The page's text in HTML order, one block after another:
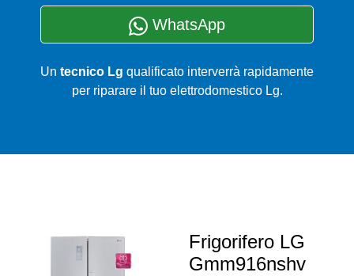
WhatsApp
Un tecnico Lg qualificato interverrà rapidamente
per riparare il tuo elettrodomestico Lg.
Frigorifero LG
Gmm916nshv